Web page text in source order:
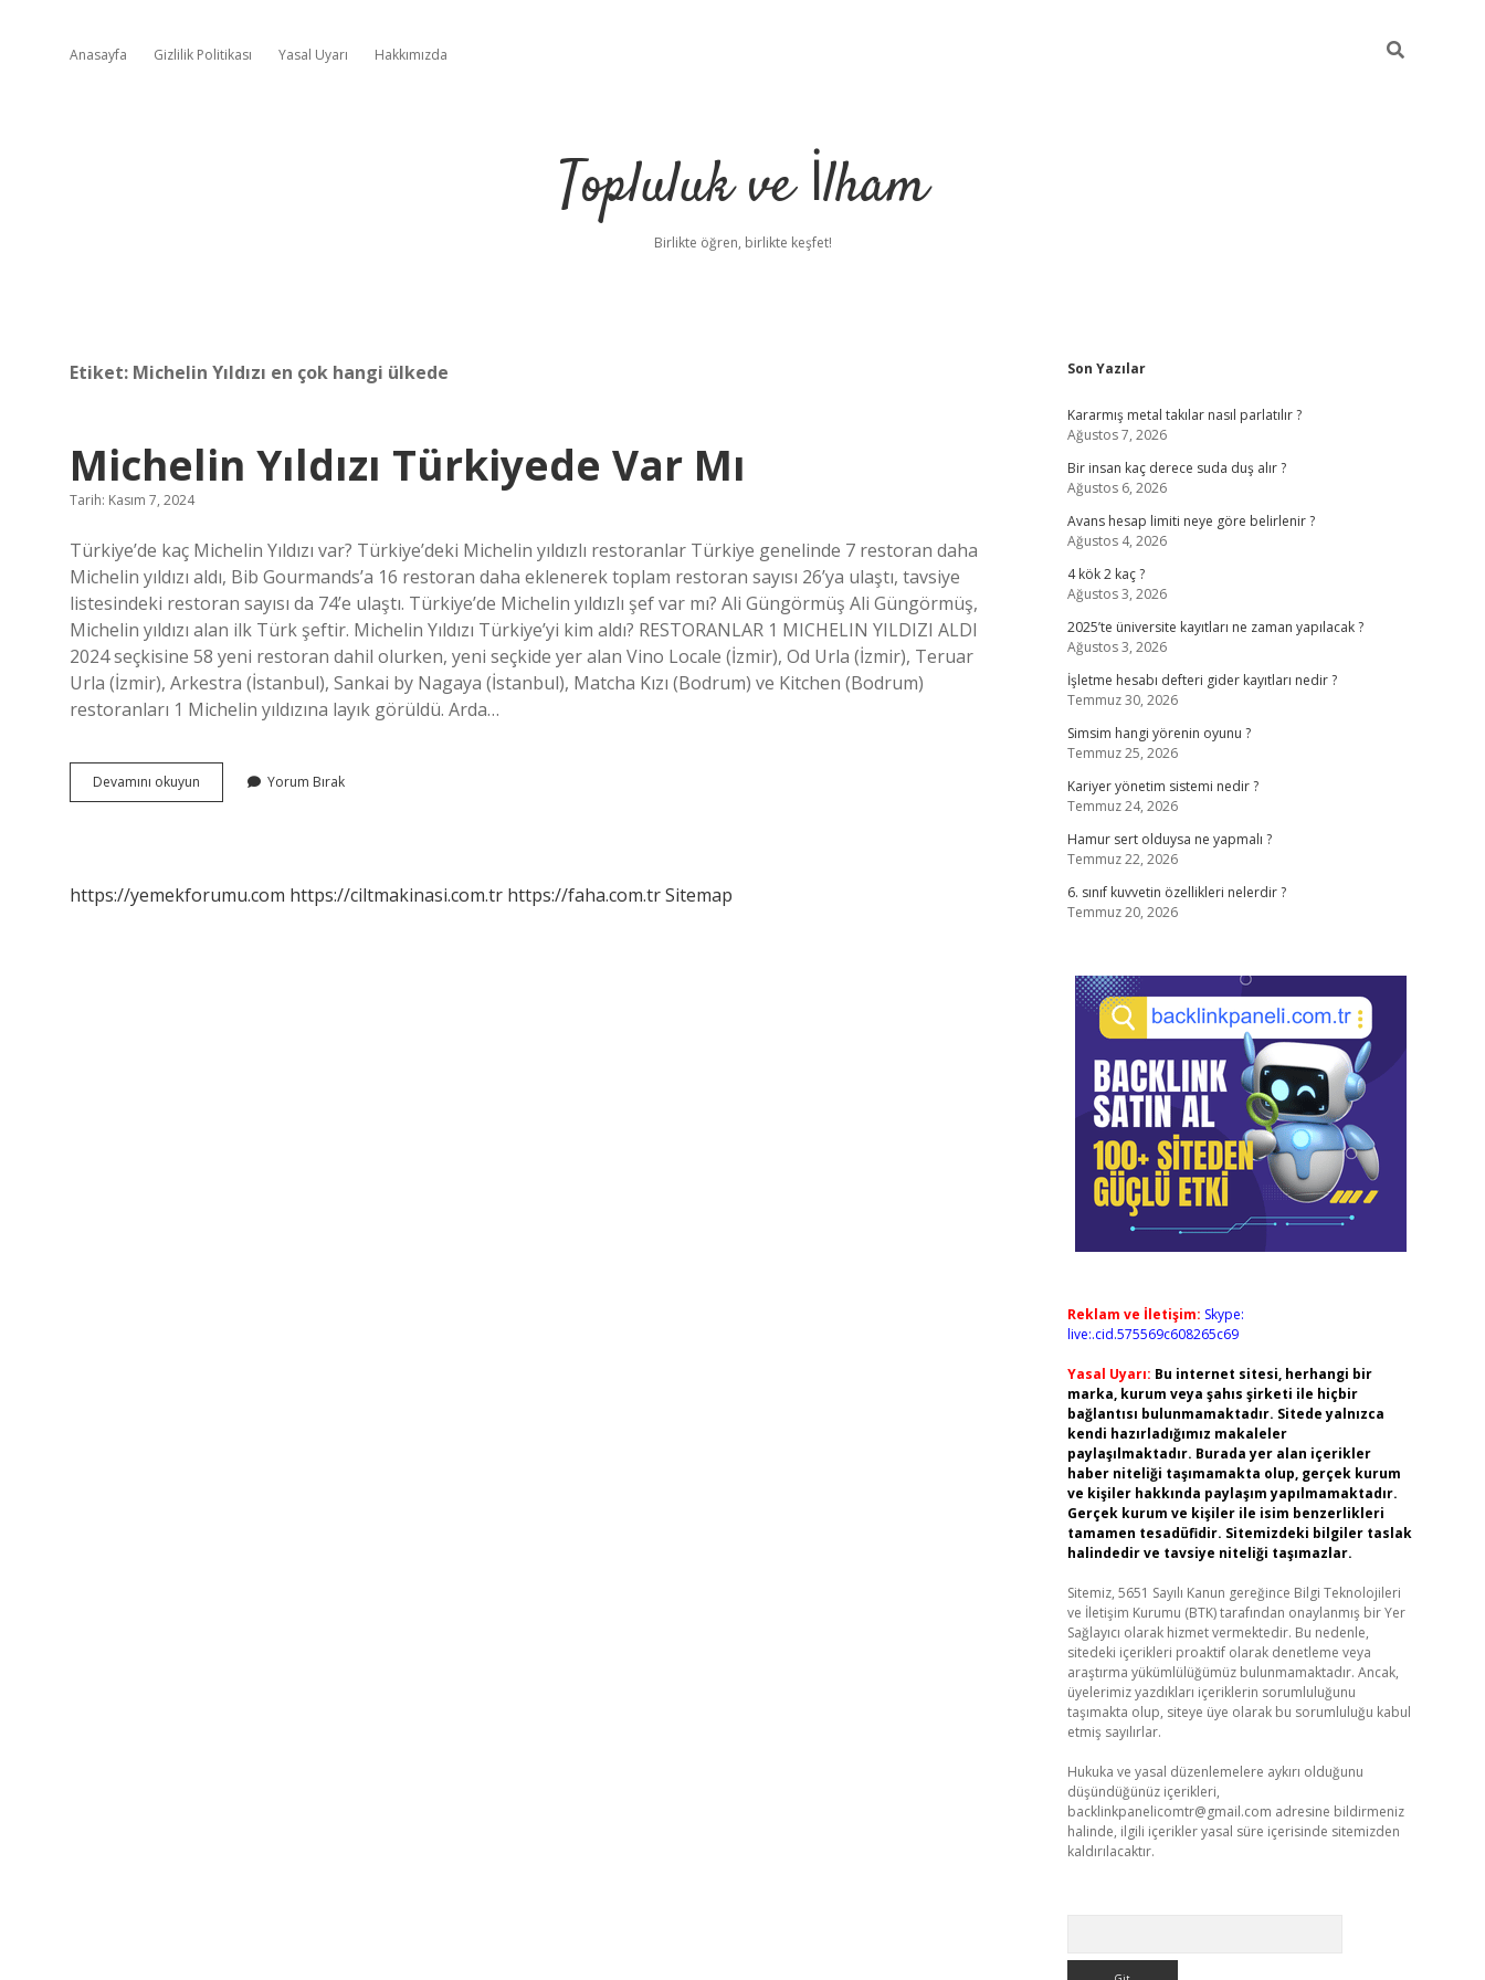
Anasayfa Gizlilik Politikası Yasal Uyarı Hakkımızda
Topluluk ve İlham
Birlikte öğren, birlikte keşfet!
Etiket: Michelin Yıldızı en çok hangi ülkede
Michelin Yıldızı Türkiyede Var Mı
Tarih: Kasım 7, 2024
Türkiye’de kaç Michelin Yıldızı var? Türkiye’deki Michelin yıldızlı restoranlar Türkiye genelinde 7 restoran daha
Michelin yıldızı aldı, Bib Gourmands’a 16 restoran daha eklenerek toplam restoran sayısı 26’ya ulaştı, tavsiye
listesindeki restoran sayısı da 74’e ulaştı. Türkiye’de Michelin yıldızlı şef var mı? Ali Güngörmüş Ali Güngörmüş,
Michelin yıldızı alan ilk Türk şeftir. Michelin Yıldızı Türkiye’yi kim aldı? RESTORANLAR 1 MICHELIN YILDIZI ALDI
2024 seçkisine 58 yeni restoran dahil olurken, yeni seçkide yer alan Vino Locale (İzmir), Od Urla (İzmir), Teruar
Urla (İzmir), Arkestra (İstanbul), Sankai by Nagaya (İstanbul), Matcha Kızı (Bodrum) ve Kitchen (Bodrum)
restoranları 1 Michelin yıldızına layık görüldü. Arda…
Devamını okuyun Michelin
Yıldızı
Yorum Bırak
https://yemekforumu.com https://ciltmakinasi.com.tr https://faha.com.trSitemap
Sidebar
Son Yazılar
Kararmış metal takılar nasıl parlatılır ?
Ağustos 7, 2026
Bir insan kaç derece suda duş alır ?
Ağustos 6, 2026
Avans hesap limiti neye göre belirlenir ?
Ağustos 4, 2026
4 kök 2 kaç ?
Ağustos 3, 2026
2025’te üniversite kayıtları ne zaman yapılacak ?
Ağustos 3, 2026
İşletme hesabı defteri gider kayıtları nedir ?
Temmuz 30, 2026
Simsim hangi yörenin oyunu ?
Temmuz 25, 2026
Kariyer yönetim sistemi nedir ?
Temmuz 24, 2026
Hamur sert olduysa ne yapmalı ?
Temmuz 22, 2026
6. sınıf kuvvetin özellikleri nelerdir ?
Temmuz 20, 2026
Reklam ve İletişim: Skype:
live:.cid.575569c608265c69
Yasal Uyarı: Bu internet sitesi, herhangi bir
marka, kurum veya şahıs şirketi ile hiçbir
bağlantısı bulunmamaktadır. Sitede yalnızca
kendi hazırladığımız makaleler
paylaşılmaktadır. Burada yer alan içerikler
haber niteliği taşımamakta olup, gerçek kurum
ve kişiler hakkında paylaşım yapılmamaktadır.
Gerçek kurum ve kişiler ile isim benzerlikleri
tamamen tesadüfidir. Sitemizdeki bilgiler taslak
halindedir ve tavsiye niteliği taşımazlar.
Sitemiz, 5651 Sayılı Kanun gereğince Bilgi Teknolojileri
ve İletişim Kurumu (BTK) tarafından onaylanmış bir Yer
Sağlayıcı olarak hizmet vermektedir. Bu nedenle,
sitedeki içerikleri proaktif olarak denetleme veya
araştırma yükümlülüğümüz bulunmamaktadır. Ancak,
üyelerimiz yazdıkları içeriklerin sorumluluğunu
taşımakta olup, siteye üye olarak bu sorumluluğu kabul
etmiş sayılırlar.
Hukuka ve yasal düzenlemelere aykırı olduğunu
düşündüğünüz içerikleri,
backlinkpanelicomtr@gmail.com adresine bildirmeniz
halinde, ilgili içerikler yasal süre içerisinde sitemizden
kaldırılacaktır.